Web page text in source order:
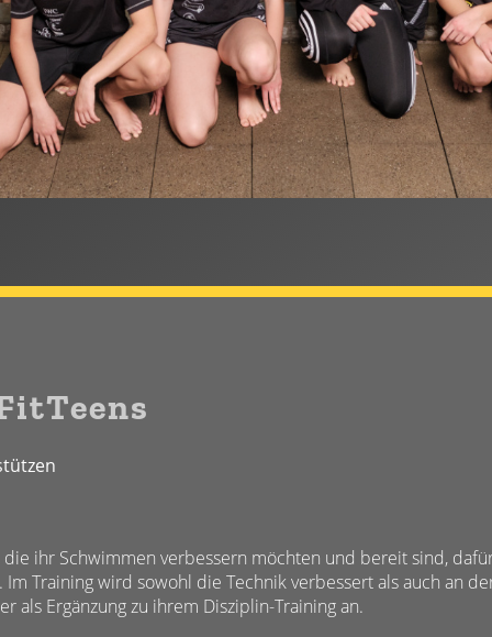
ihr Schwimmen verbessern möchten und bereit sind,
Training wird sowohl die Technik verbessert als auch an
als Ergänzung zu ihrem Disziplin-Training an.